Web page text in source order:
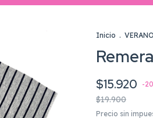
Inicio .
$15.920 -20
$19.900
Precio sin